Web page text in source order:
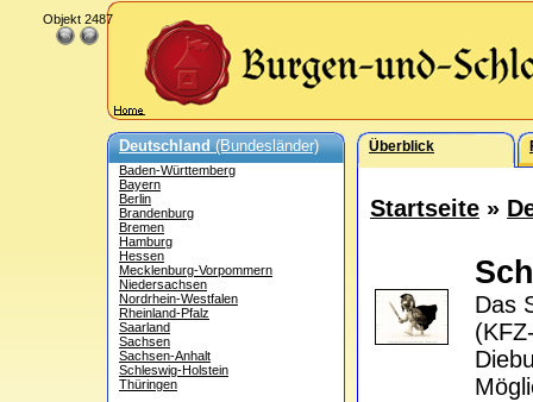
Deutschland(Bundesländer)
Baden-Württemberg
Bayern
Berlin
Brandenburg
Bremen
Hamburg
Hessen
Mecklenburg-Vorpommern
Niedersachsen
Nordrhein-Westfalen
Rheinland-Pfalz
Saarland
Sachsen
Sachsen-Anhalt
Schleswig-Holstein
Thüringen
Überblick
Startseite »
Das
Objekt 2487